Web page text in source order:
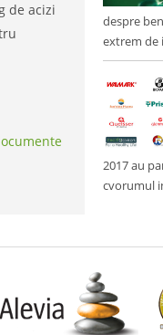
despre
extrem de
2017 au
cvorumul
de acizi